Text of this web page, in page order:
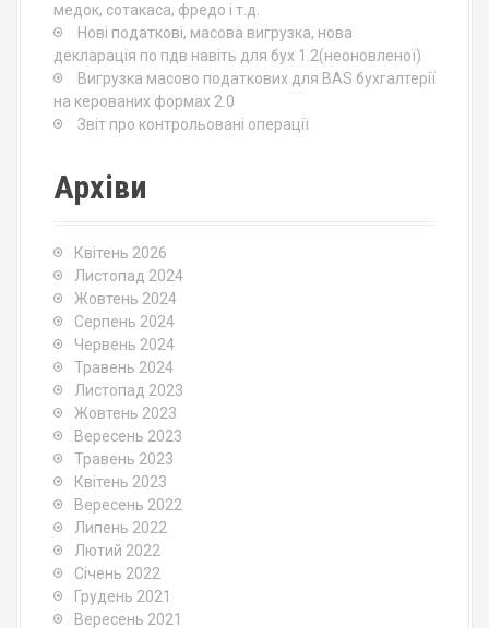
медок, сотакаса, фредо і т.д.
Нові податкові, масова вигрузка, нова
декларація по пдв навіть для бух 1.2(неоновленої)
Вигрузка масово податкових для BAS бухгалтерії
на керованих формах 2.0
Звіт про контрольовані операції
Архіви
Квітень 2026
Листопад 2024
Жовтень 2024
Серпень 2024
Червень 2024
Травень 2024
Листопад 2023
Жовтень 2023
Вересень 2023
Травень 2023
Квітень 2023
Вересень 2022
Липень 2022
Лютий 2022
Січень 2022
Грудень 2021
Вересень 2021